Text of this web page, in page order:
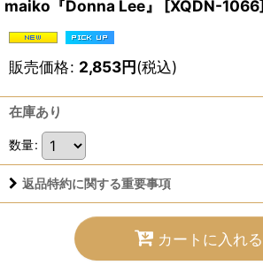
maiko『Donna Lee』 [XQDN-1066]
販売価格: 2,853円(税込)
在庫あり
数量:
返品特約に関する重要事項
カートに入れる